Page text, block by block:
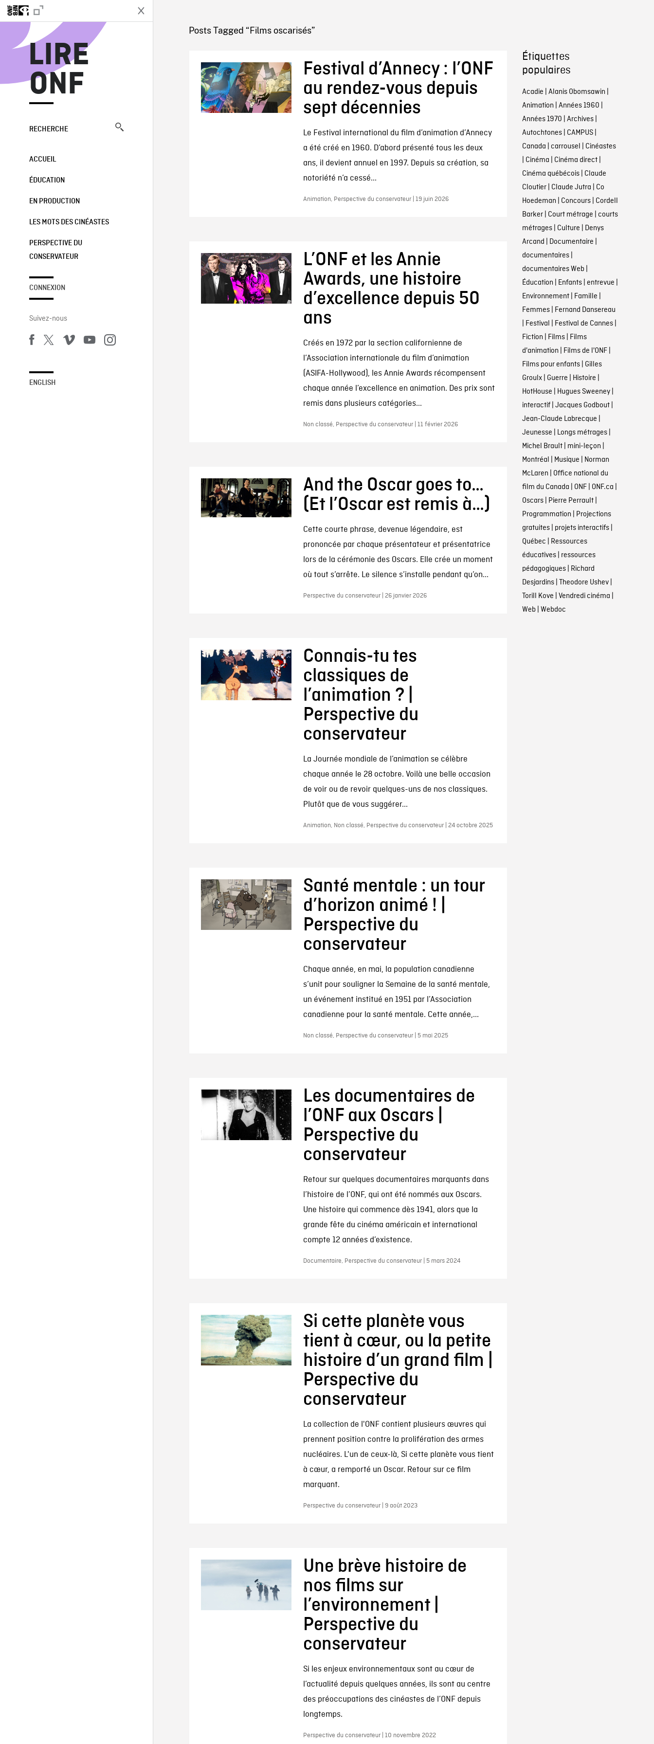
LIRE
ONF
RECHERCHE
ACCUEIL
ÉDUCATION
EN PRODUCTION
LES MOTS DES CINÉASTES
PERSPECTIVE DU
CONSERVATEUR
CONNEXION
Suivez-nous
ENGLISH
LIRE ONF
Posts Tagged “Films oscarisés”
Festival d’Annecy : l’ONF
au rendez-vous depuis
sept décennies
Le Festival international du film d’animation d’Annecy
a été créé en 1960. D’abord présenté tous les deux
ans, il devient annuel en 1997. Depuis sa création, sa
notoriété n’a cessé...
Animation, Perspective du conservateur | 19 juin 2026
L’ONF et les Annie
Awards, une histoire
d’excellence depuis 50
ans
Créés en 1972 par la section californienne de
l’Association internationale du film d’animation
(ASIFA-Hollywood), les Annie Awards récompensent
chaque année l’excellence en animation. Des prix sont
remis dans plusieurs catégories...
Non classé, Perspective du conservateur | 11 février 2026
And the Oscar goes to…
(Et l’Oscar est remis à…)
Cette courte phrase, devenue légendaire, est
prononcée par chaque présentateur et présentatrice
lors de la cérémonie des Oscars. Elle crée un moment
où tout s’arrête. Le silence s’installe pendant qu’on...
Perspective du conservateur | 26 janvier 2026
Connais-tu tes
classiques de
l’animation ? |
Perspective du
conservateur
La Journée mondiale de l’animation se célèbre
chaque année le 28 octobre. Voilà une belle occasion
de voir ou de revoir quelques-uns de nos classiques.
Plutôt que de vous suggérer...
Animation, Non classé, Perspective du conservateur | 24 octobre 2025
Santé mentale : un tour
d’horizon animé ! |
Perspective du
conservateur
Chaque année, en mai, la population canadienne
s’unit pour souligner la Semaine de la santé mentale,
un événement institué en 1951 par l’Association
canadienne pour la santé mentale. Cette année,...
Non classé, Perspective du conservateur | 5 mai 2025
Les documentaires de
l’ONF aux Oscars |
Perspective du
conservateur
Retour sur quelques documentaires marquants dans
l’histoire de l’ONF, qui ont été nommés aux Oscars.
Une histoire qui commence dès 1941, alors que la
grande fête du cinéma américain et international
compte 12 années d’existence.
Documentaire, Perspective du conservateur | 5 mars 2024
Si cette planète vous
tient à cœur, ou la petite
histoire d’un grand film |
Perspective du
conservateur
La collection de l'ONF contient plusieurs œuvres qui
prennent position contre la prolifération des armes
nucléaires. L'un de ceux-là, Si cette planète vous tient
à cœur, a remporté un Oscar. Retour sur ce film
marquant.
Perspective du conservateur | 9 août 2023
Une brève histoire de
nos films sur
l’environnement |
Perspective du
conservateur
Si les enjeux environnementaux sont au cœur de
l’actualité depuis quelques années, ils sont au centre
des préoccupations des cinéastes de l’ONF depuis
longtemps.
Perspective du conservateur | 10 novembre 2022
Étiquettes
populaires
Acadie | Alanis Obomsawin |
Animation | Années 1960 |
Années 1970 | Archives|
Autochtones| CAMPUS|
Canada | carrousel | Cinéastes
| Cinéma | Cinéma direct|
Cinéma québécois| Claude
Cloutier| Claude Jutra | Co
Hoedeman | Concours| Cordell
Barker| Court métrage | courts
métrages| Culture | Denys
Arcand | Documentaire |
documentaires|
documentaires Web |
Éducation | Enfants| entrevue |
Environnement| Famille |
Femmes| Fernand Dansereau
| Festival | Festival de Cannes|
Fiction | Films| Films
d'animation | Films de l'ONF|
Films pour enfants| Gilles
Groulx| Guerre | Histoire |
HotHouse | Hugues Sweeney|
interactif| Jacques Godbout|
Jean-Claude Labrecque |
Jeunesse | Longs métrages|
Michel Brault| mini-leçon |
Montréal | Musique | Norman
McLaren | Office national du
film du Canada | ONF| ONF.ca |
Oscars| Pierre Perrault|
Programmation | Projections
gratuites| projets interactifs|
Québec | Ressources
éducatives| ressources
pédagogiques| Richard
Desjardins| Theodore Ushev|
Torill Kove | Vendredi cinéma |
Web | Webdoc